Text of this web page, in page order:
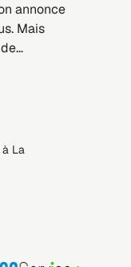
annonce
Mais
mon
à La